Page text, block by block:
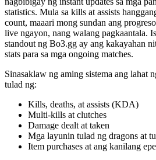
statistics. Mula sa kills at assists
count, maaari mong sundan ang
live ngayon, nang walang pagkaantala.
standout ng Bo3.gg ay ang kakayahan
stats para sa mga ongoing matches.
Sinasaklaw ng aming sistema ang lahat
tulad ng:
Kills, deaths, at assists (KDA)
Multi-kills at clutches
Damage dealt at taken
Mga layunin tulad ng dragons at
Item purchases at ang kanilang